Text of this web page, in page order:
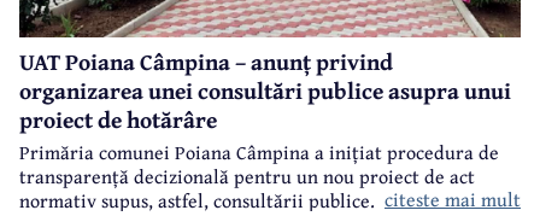
UAT Poiana Câmpina – anunț privind
organizarea unei consultări publice asupra unui
proiect de hotărâre
Primăria comunei Poiana Câmpina a inițiat procedura de
transparență decizională pentru un nou proiect de act
normativ supus, astfel, consultării publice. citeste mai mult